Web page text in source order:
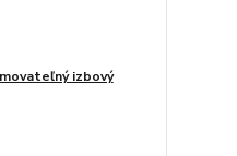
izbový